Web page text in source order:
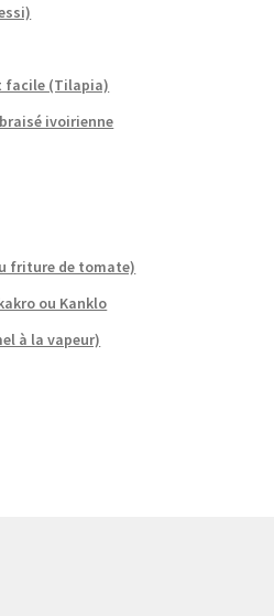
facile (Tilapia)
ivoirienne
friture de tomate)
ou Kanklo
à la vapeur)